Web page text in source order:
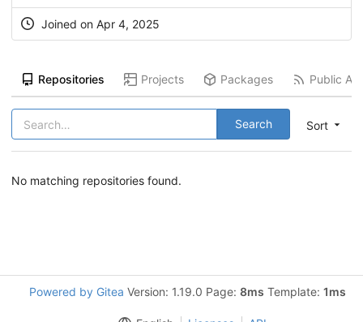
Joined on Apr 4, 2025
Repositories Projects Packages Public
Sort
Search
No matching repositories found.
Powered by Gitea Version: 1.19.0 Page: 8ms Template: 1ms